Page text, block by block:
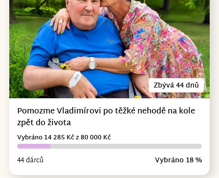
Zbývá 44 dnů
Pomozme Vladimírovi po těžké nehodě na kole
zpět do života
44 dárců Vybráno 18 %
Vybráno 14 285 Kč z 80 000 Kč